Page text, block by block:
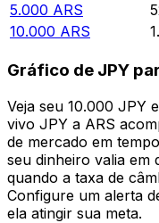
5.000 ARS
10.000 ARS
Gráfico de JPY
Veja seu 10.000 JPY
vivo JPY a ARS
de mercado em
seu dinheiro valia em
quando a taxa de
Configure um alerta
ela atingir sua meta.